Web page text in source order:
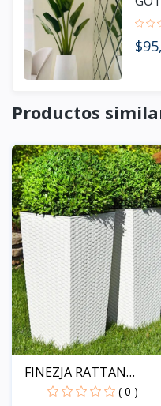
Productos
FINEZJA RATTAN
LABRADO...
( 0 )